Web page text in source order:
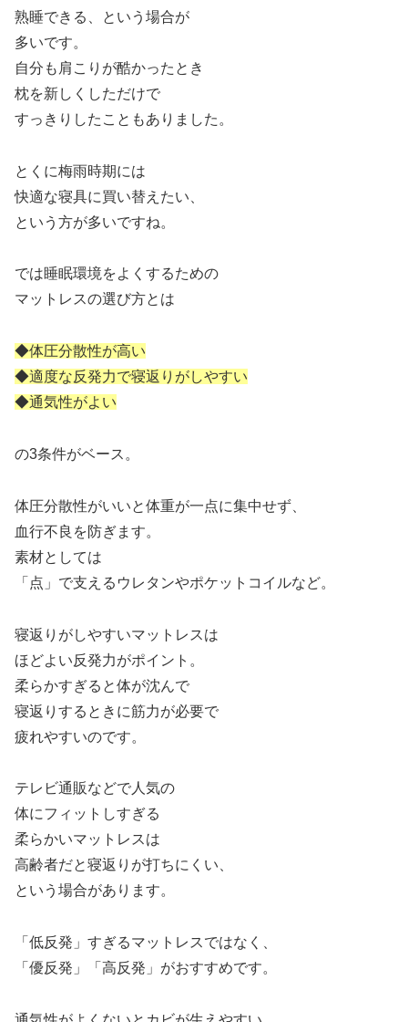
熟睡できる、という場合が
多いです。
自分も肩こりが酷かったとき
枕を新しくしただけで
すっきりしたこともありました。
とくに梅雨時期には
快適な寝具に買い替えたい、
という方が多いですね。
では睡眠環境をよくするための
マットレスの選び方とは
◆体圧分散性が高い
◆適度な反発力で寝返りがしやすい
◆通気性がよい
の3条件がベース。
体圧分散性がいいと体重が一点に集中せず、
血行不良を防ぎます。
素材としては
「点」で支えるウレタンやポケットコイルなど。
寝返りがしやすいマットレスは
ほどよい反発力がポイント。
柔らかすぎると体が沈んで
寝返りするときに筋力が必要で
疲れやすいのです。
テレビ通販などで人気の
体にフィットしすぎる
柔らかいマットレスは
高齢者だと寝返りが打ちにくい、
という場合があります。
「低反発」すぎるマットレスではなく、
「優反発」「高反発」がおすすめです。